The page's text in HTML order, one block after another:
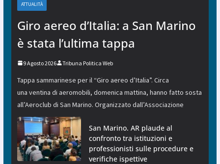
ATTUALITÀ
Giro aereo d’Italia: a San Marino
è stata l’ultima tappa
9 Agosto 2026 Tribuna Politica Web
Tappa sammarinese per il “Giro aereo d’Italia”. Circa
una ventina di aeromobili, domenica mattina, hanno fatto sosta
all’Aeroclub di San Marino. Organizzato dall’Associazione
San Marino. AR plaude al
confronto tra istituzioni e
professionisti sulle procedure e
verifiche ispettive